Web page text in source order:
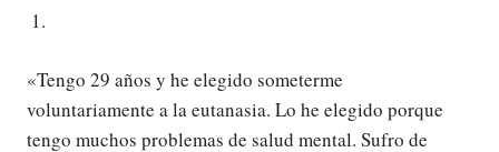
«Tengo 29 años y he elegido someterme
voluntariamente a la eutanasia. Lo he elegido porque
tengo muchos problemas de salud mental. Sufro de